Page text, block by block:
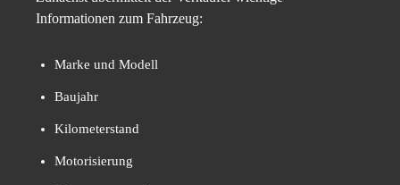
Informationen zum Fahrzeug:
Marke und Modell
Baujahr
Kilometerstand
Motorisierung